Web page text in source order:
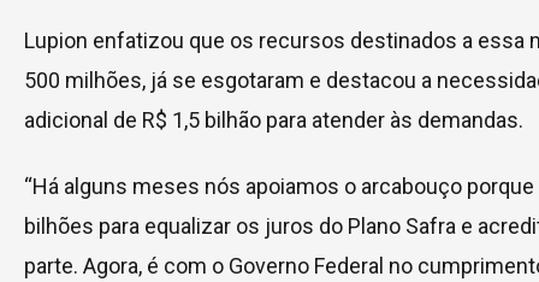
Lupion enfatizou que os recursos destinados a essa
500 milhões, já se esgotaram e destacou a
adicional de R$ 1,5 bilhão para atender às demandas.
“Há alguns meses nós apoiamos o arcabouço
bilhões para equalizar os juros do Plano Safra e
parte. Agora, é com o Governo Federal no